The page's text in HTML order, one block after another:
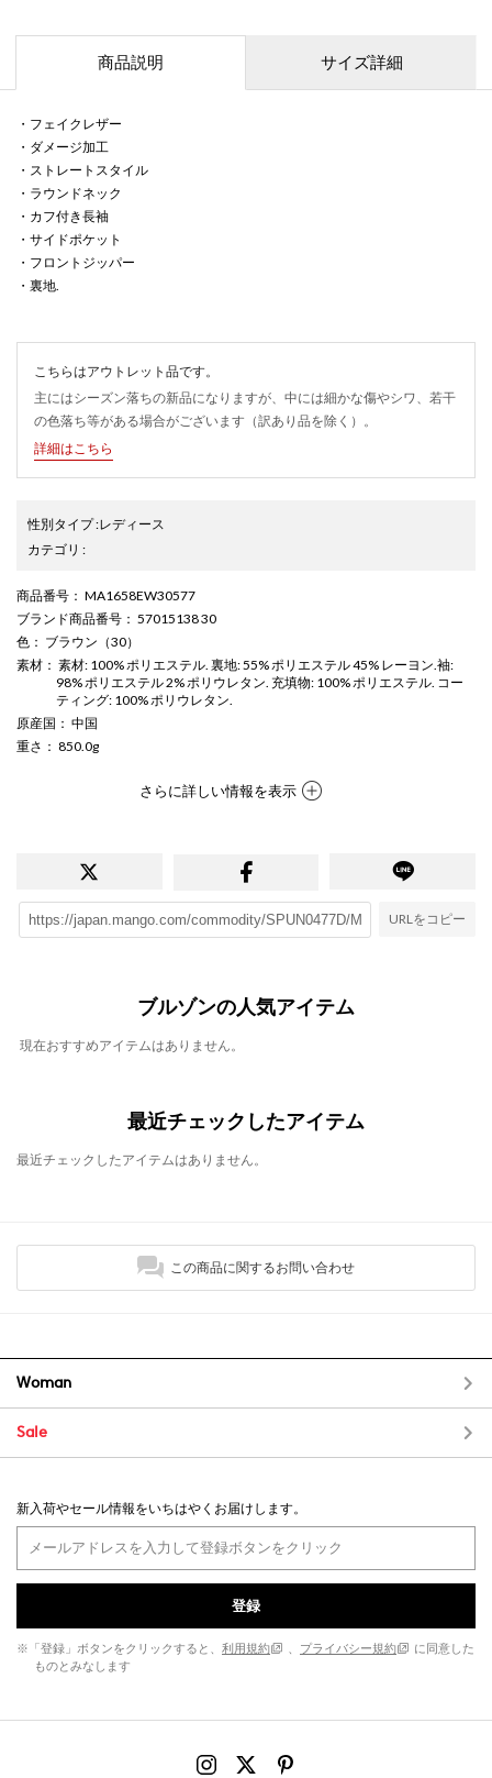
商品説明 サイズ詳細
・フェイクレザー
・ダメージ加工
・ストレートスタイル
・ラウンドネック
・カフ付き長袖
・サイドポケット
・フロントジッパー
・裏地.
こちらはアウトレット品です。
主にはシーズン落ちの新品になりますが、中には細かな傷やシワ、若干
の色落ち等がある場合がございます（訳あり品を除く）。
詳細はこちら
性別タイプ:レディース
カテゴリ :
商品番号 ： MA1658EW30577
ブランド商品番号 ： 57015138 30
色 ： ブラウン（30）
素材 ： 素材: 100% ポリエステル. 裏地: 55% ポリエステル 45% レーヨン.袖:
98% ポリエステル 2% ポリウレタン. 充填物: 100% ポリエステル. コー
ティング: 100% ポリウレタン.
原産国 ： 中国
重さ ： 850.0g
さらに詳しい情報を表示
URLをコピー
ブルゾンの人気アイテム
現在おすすめアイテムはありません。
最近チェックしたアイテム
最近チェックしたアイテムはありません。
この商品に関するお問い合わせ
Woman
Sale
新入荷やセール情報をいちはやくお届けします。
登録
※「登録」ボタンをクリックすると、 利用規約 、 プライバシー規約
に同意した
ものとみなします